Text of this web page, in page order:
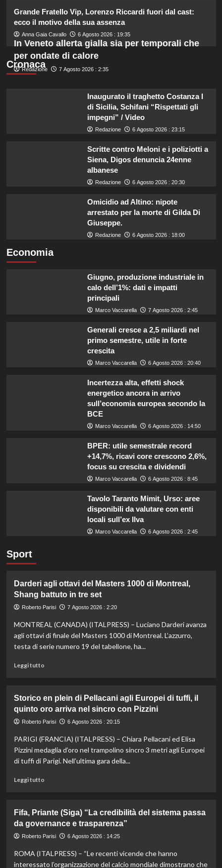
5
Sabrina dopo il falò con Giovanni:
verità inaspettate svelate.
Grande Fratello Vip, Lorenzo Riccardi fuori dal cast:
ecco il motivo della sua assenza
Anna Gaia Cavallo 6 Agosto 2026 : 19:35
Cronaca
In Veneto allerta gialla sia per temporali che
per ondate di calore
Redazione 7 Agosto 2026 : 2:35
Inaugurato il traghetto Costanza I
di Sicilia, Schifani “Rispettati gli
impegni” / Video
Redazione 6 Agosto 2026 : 23:15
Scritte contro Meloni e i poliziotti a
Siena, Digos denuncia 24enne
albanese
Redazione 6 Agosto 2026 : 20:30
Omicidio ad Altino: nipote
arrestato per la morte di Gilda Di
Giuseppe.
Redazione 6 Agosto 2026 : 18:00
Economia
Giugno, produzione industriale in
calo dell’1%: dati e impatti
principali
Marco Vaccarella 7 Agosto 2026 : 2:45
Generali cresce a 2,5 miliardi nel
primo semestre, utile in forte
crescita
Marco Vaccarella 6 Agosto 2026 : 20:40
Incertezza alta, effetti shock
energetico ancora in arrivo
sull’economia europea secondo la
BCE
Marco Vaccarella 6 Agosto 2026 : 14:50
BPER: utile semestrale record
+14,7%, ricavi core crescono 2,6%,
focus su crescita e dividendi
Marco Vaccarella 6 Agosto 2026 : 8:45
Tavolo Taranto Mimit, Urso: aree
disponibili da valutare con enti
locali sull’ex Ilva
Marco Vaccarella 6 Agosto 2026 : 2:45
Sport
Darderi agli ottavi del Masters 1000 di Montreal,
Shang battuto in tre set
Roberto Parisi 7 Agosto 2026 : 2:20
MONTREAL (CANADA) (ITALPRESS) – Luciano Darderi avanza
agli ottavi di finale del Masters 1000 di Montreal. L’azzurro,
testa di serie numero 19 del tabellone, ha...
Leggi tuttoLeggi
Darderi
agli
ottavi
Masters
1000
di
set
Storico en plein di Pellacani agli Europei di tuffi, il
quinto oro arriva nel sincro con Pizzini
Roberto Parisi 6 Agosto 2026 : 20:15
PARIGI (FRANCIA) (ITALPRESS) – Chiara Pellacani ed Elisa
Pizzini medaglia d’oro nel trampolino sincro 3 metri agli Europei
di tuffi di Parigi. Nell’ultima gara della...
Leggi tuttoLeggi
Storico
en
plein
Pellacani
agli
Fifa, Priante (Siga) “La credibilità del sistema passa
da governance e trasparenza”
Roberto Parisi 6 Agosto 2026 : 14:25
ROMA (ITALPRESS) – “Le recenti vicende che hanno
interessato l’organizzazione del calcio mondiale dimostrano che